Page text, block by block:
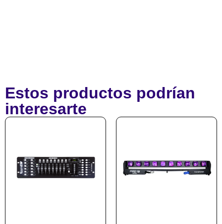
Estos productos podrían
interesarte